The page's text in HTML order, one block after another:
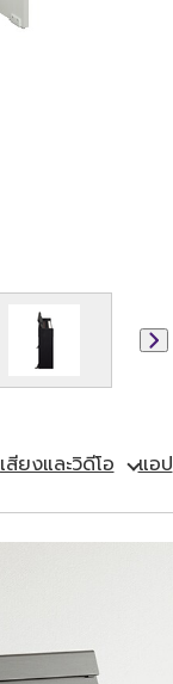
เสียงและวิดีโอ แอป